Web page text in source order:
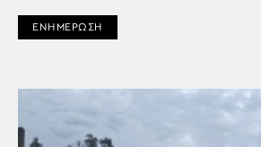
ΕΝΗΜΕΡΩΣΗ